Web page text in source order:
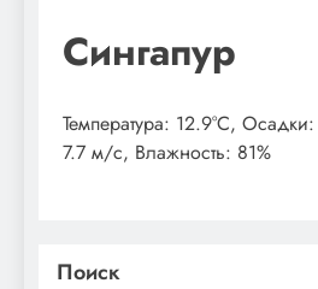
Сингапур
Температура: 12.9°C,
7.7 м/с, Влажность: 81%
Поиск